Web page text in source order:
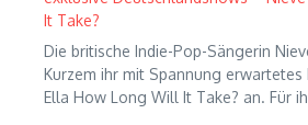
It Take?
Die britische Indie-Pop-Sängerin
Kurzem ihr mit Spannung erwartetes
Ella How Long Will It Take? an. Für